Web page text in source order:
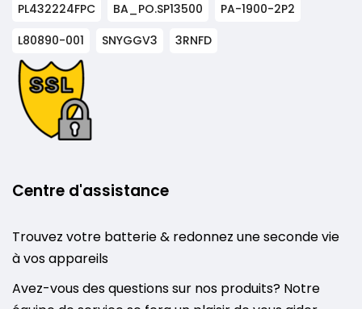
PL432224FPC BA_PO.SP13500
PA-1900-2P2
L80890-001
SNYGGV3 3RNFD
Centre d'assistance
Trouvez votre batterie & redonnez une seconde vie
à vos appareils
Avez-vous des questions sur nos produits? Notre